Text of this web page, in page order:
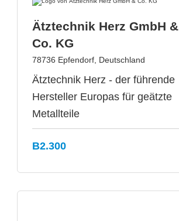
Ätztechnik Herz GmbH &
Co. KG
78736 Epfendorf, Deutschland
Ätztechnik Herz - der führende
Hersteller Europas für geätzte
Metallteile
B2.300